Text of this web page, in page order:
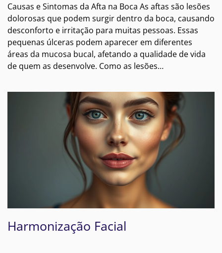
Causas e Sintomas da Afta na Boca As aftas são lesões
dolorosas que podem surgir dentro da boca, causando
desconforto e irritação para muitas pessoas. Essas
pequenas úlceras podem aparecer em diferentes
áreas da mucosa bucal, afetando a qualidade de vida
de quem as desenvolve. Como as lesões…
Harmonização Facial